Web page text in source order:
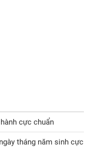
cực chuẩn
tháng năm sinh cực